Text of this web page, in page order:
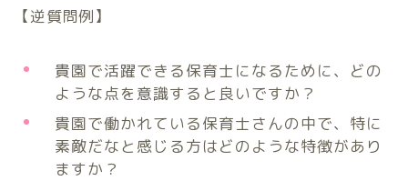
【逆質問例】
貴園で活躍できる保育士になるために、どの
ような点を意識すると良いですか？
貴園で働かれている保育士さんの中で、特に
素敵だなと感じる方はどのような特徴があり
ますか？